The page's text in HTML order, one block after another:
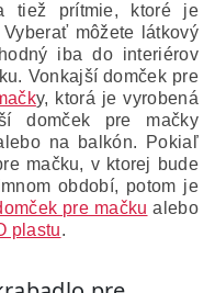
tiež prítmie, ktoré je
môžete látkový
iba do interiérov
Vonkajší domček pre
y, ktorá je vyrobená
domček pre mačky
na balkón. Pokiaľ
mačku, v ktorej bude
období, potom je
pre mačku alebo
plastu.